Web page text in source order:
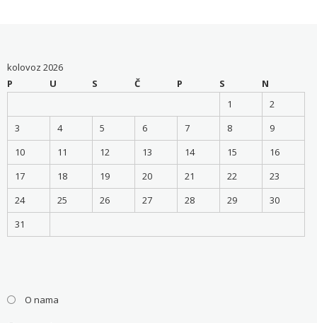
kolovoz 2026
P
U S Č P S
N
1
2
3
4 5 6 7 8
9
10
11 12 13 14 15
16
17
18 19 20 21 22
23
24
25 26 27 28 29
30
31
O nama